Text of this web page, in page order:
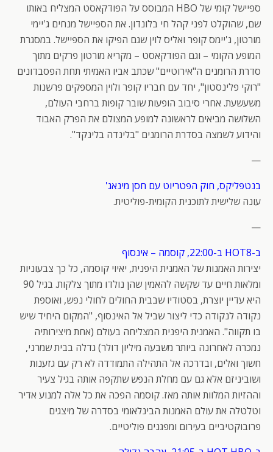
ספיישל קומי של HBO המבוסס על הפודקאסט המצליח באותו
שם, שהוקלט לפני קהל חי בלונדון. את הספיישל מנחים ג'יימי
מורטון, ג'יימס קופר ואליס לוין שגם הפיקו את הספיישל. במסגרת
המופע הקומי – וגם הפודקאסט – מקריא מורטון פרקים מתוך
סדרת הרומנים ה"אירוטיים" שכתב אביו האמיתי תחת הפסבדונים
"רוקי פלינסטון", יחד עם חבריו קופר ולוין המספקים פרשנות
משעשעת. אחרי סיבוב הופעות שובר קופות ברחבי העולם,
השלושה מביאים לראשונה למופע המצולם את הפרק האבוד
והידוע לשמצה בסדרת הרומנים "בלינדה בלינקד".
—
בנטפליקס, חוק הפטריוט עם חסן מינאג'
עונה שלישית לתוכנית הקומית-פוליטית.
—
ב-HOT8 ב-22:00, קוסמה – אינסוף
יצירות האמנות של האמנית היפנית, יאיוי קוסמה, כל כך צבעוניות
ומלאות חיים עד שקשה להאמין שהן נולדו מתוך צלקות. בגיל 90
היא עדיין יוצרת, בסטודיו שבבית החולים לחולי נפש, ואוספת
נקודה לנקודה כדי ליצור שביל אל האינסוף, "המקום היחיד שיש
בו תקווה". האמנית היפנית המצליחה בעולם (אחת מיצירותיה
נמכרה לאחרונה ביותר משבעה מיליון דולר) גדלה בבית שמרני,
חשוך ואלים, ובדרכה אל התהילה התמודדה לא רק עם גזענות
ושוביניזם אלא גם עם מחלת הנפש שתקפה אותה בגיל צעיר
וההזיות המלוות אותה מאז. קוסמה הפכה את כל אלה למנוע אדיר
וטלטלה את עולם האמנות הבינלאומי בסדרה של מיצגים
פרובוקטיביים בעירום ומפגנים פוליטיים.